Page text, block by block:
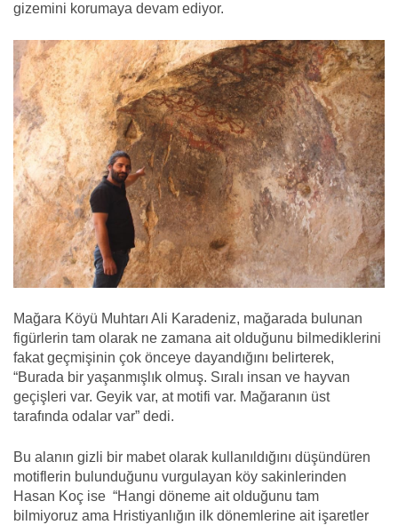
gizemini korumaya devam ediyor.
Mağara Köyü Muhtarı Ali Karadeniz, mağarada bulunan
figürlerin tam olarak ne zamana ait olduğunu bilmediklerini
fakat geçmişinin çok önceye dayandığını belirterek,
“Burada bir yaşanmışlık olmuş. Sıralı insan ve hayvan
geçişleri var. Geyik var, at motifi var. Mağaranın üst
tarafında odalar var” dedi.
Bu alanın gizli bir mabet olarak kullanıldığını düşündüren
motiflerin bulunduğunu vurgulayan köy sakinlerinden
Hasan Koç ise “Hangi döneme ait olduğunu tam
bilmiyoruz ama Hristiyanlığın ilk dönemlerine ait işaretler